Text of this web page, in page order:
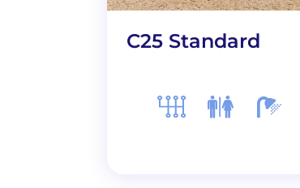
C25 Standard